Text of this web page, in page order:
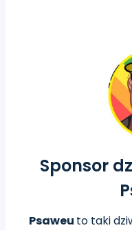
Sponsor
Psaweu to taki